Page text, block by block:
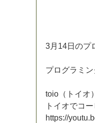
3月 14日 のプ
プロ グラ ミ ン
toio （ ト イ オ）
ト イ オでコ ー
https://youtu.b